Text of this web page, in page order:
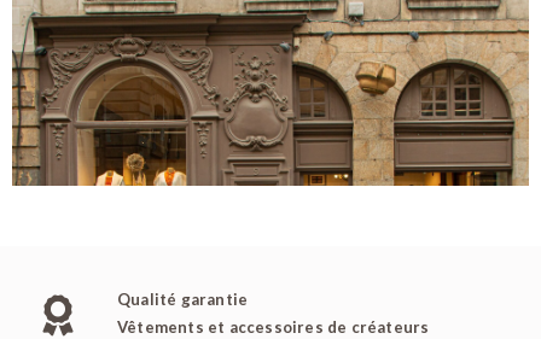
Qualité garantie
Vêtements et accessoires de créateurs